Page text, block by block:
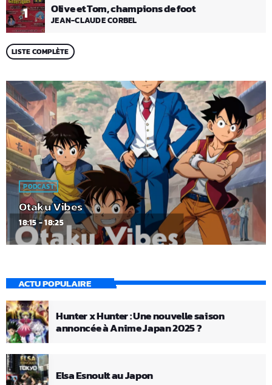
1 Olive et Tom, champions de foot
JEAN-CLAUDE CORBEL
LISTE COMPLÈTE
PODCAST
Otaku Vibes
18:15 - 18:25
ACTU POPULAIRE
Hunter x Hunter : Une nouvelle saison
annoncée à Anime Japan 2025 ?
Elsa Esnoult au Japon